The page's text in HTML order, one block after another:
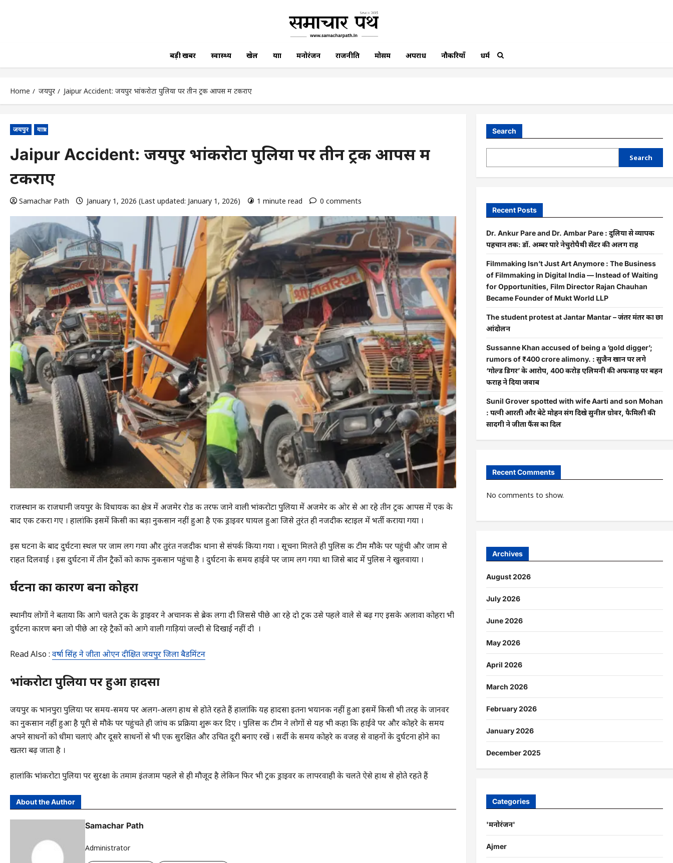
बड़ी खबर स्वास्थ्य खेल यात्रा मनोरंजन राजनीति मोसम अपराध नौकरियाँ धर्म
Home जयपुर Jaipur Accident: जयपुर भांकरोटा पुलिया पर तीन ट्रक आपस में टकराए
जयपुर यात्रा
Jaipur Accident: जयपुर भांकरोटा पुलिया पर तीन ट्रक आपस में
टकराए
Samachar Path January 1, 2026 (Last updated: January 1, 2026) 1 minute read 0 comments
राजस्थान की राजधानी जयपुर के विधायक का क्षेत्र में अजमेर रोड की तरफ जाने वाली भांकरोटा पुलिया में अजमेर की ओर से आ रहे तीन ट्रक आपस में एक के
बाद एक टकरा गए । हालांकि इसमें किसी का बड़ा नुकसान नहीं हुआ है एक ड्राइवर घायल हुआ जिसे तुरंत ही नजदीकी स्टाइल में भर्ती कराया गया ।
इस घटना के बाद दुर्घटना स्थल पर जाम लग गया और तुरंत नजदीकी थाना से संपर्क किया गया । सूचना मिलते ही पुलिस की टीम मौके पर पहुंची और जाम से
राहत दिलवाई । इस दुर्घटना में तीन ट्रैकों को काफी नुकसान पहुंचा है । दुर्घटना के समय हाईवे पर जाम लग गया था जिसे बाद में पुलिस ने खुलवाया ।
दुर्घटना का कारण बना कोहरा
स्थानीय लोगों ने बताया कि आगे चलते ट्रक के ड्राइवर ने अचानक से ब्रेक लगा दी जिससे पीछे आ रहे दो ट्रक उसे पहले वाले से बढ़ गए इसके अलावा कोहरा भी
दुर्घटना कारण बना जो पीछे आ रहे ट्रैकों को आगे वाली गाड़ियां जल्दी से दिखाई नहीं दी ।
Read Also : वर्षा सिंह ने जीता ओएन दीक्षित जयपुर जिला बैडमिंटन
भांकरोटा पुलिया पर हुआ हादसा
जयपुर की भानपुरा पुलिया पर समय-समय पर अलग-अलग हाथ से होते रहते हैं हालांकि यह हादसा इतना भयानक नहीं हुआ इसमें किसी भी तरह के जानवर
का नुकसान नहीं हुआ है पूरी से मौके पर पहुंचते ही जांच की प्रक्रिया शुरू कर दिए । पुलिस की टीम ने लोगों से यह भी कहा कि हाईवे पर और कोहरे के समय
अपने साधनों को धीमा चलाएं और दूसरे साधनों से भी एक सुरक्षित और उचित दूरी बनाए रखें । सर्दी के समय कोहरे की वजह से वाहनों के दुर्घटना होने का
खतरा बढ़ जाता है ।
हालांकि भांकरोटा पुलिया पर सुरक्षा के तमाम इंतजाम पहले से ही मौजूद है लेकिन फिर भी ट्रक ड्राइवर की लापरवाही के चलते ऐसे हाथ से होते रहते हैं
About the Author
Samachar Path
Administrator
Search
Search
Recent Posts
Dr. Ankur Pare and Dr. Ambar Pare : दुलिया से व्यापक
पहचान तक: डॉ. अम्बर पारे नेचुरोपैथी सेंटर की अलग राह
Filmmaking Isn’t Just Art Anymore : The Business
of Filmmaking in Digital India — Instead of Waiting
for Opportunities, Film Director Rajan Chauhan
Became Founder of Mukt World LLP
The student protest at Jantar Mantar – जंतर मंतर का छात्र
आंदोलन
Sussanne Khan accused of being a ‘gold digger’;
rumors of ₹400 crore alimony. : सुजैन खान पर लगे
‘गोल्ड डिगर’ के आरोप, 400 करोड़ एलिमनी की अफवाह पर बहन
फराह ने दिया जवाब
Sunil Grover spotted with wife Aarti and son Mohan
: पत्नी आरती और बेटे मोहन संग दिखे सुनील ग्रोवर, फैमिली की
सादगी ने जीता फैंस का दिल
Recent Comments
No comments to show.
Archives
August 2026
July 2026
June 2026
May 2026
April 2026
March 2026
February 2026
January 2026
December 2025
Categories
'मनोरंजन'
Ajmer